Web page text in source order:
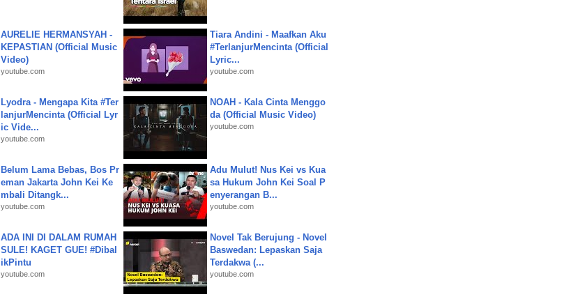
AURELIE HERMANSYAH -
KEPASTIAN (Official Music
Video)
youtube.com
Tiara Andini - Maafkan Aku
#TerlanjurMencinta (Official
Lyric...
youtube.com
Lyodra - Mengapa Kita #Ter
lanjurMencinta (Official Lyr
ic Vide...
youtube.com
NOAH - Kala Cinta Menggo
da (Official Music Video)
youtube.com
Belum Lama Bebas, Bos Pr
eman Jakarta John Kei Ke
mbali Ditangk...
youtube.com
Adu Mulut! Nus Kei vs Kua
sa Hukum John Kei Soal P
enyerangan B...
youtube.com
ADA INI DI DALAM RUMAH
SULE! KAGET GUE! #Dibal
ikPintu
youtube.com
Novel Tak Berujung - Novel
Baswedan: Lepaskan Saja
Terdakwa (...
youtube.com